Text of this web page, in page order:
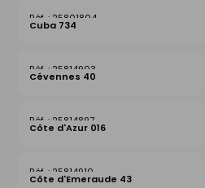
25801804
Cuba 734
25814903
Cévennes 40
25814897
Côte d'Azur 016
25814910
Côte d'Emeraude 43